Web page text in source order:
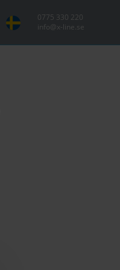
0775 330 220
info@x-line.se